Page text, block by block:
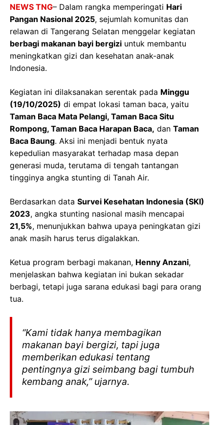
NEWS TNG– Dalam rangka memperingati Hari
Pangan Nasional 2025, sejumlah komunitas dan
relawan di Tangerang Selatan menggelar kegiatan
berbagi makanan bayi bergizi untuk membantu
meningkatkan gizi dan kesehatan anak-anak
Indonesia.
Kegiatan ini dilaksanakan serentak pada Minggu
(19/10/2025) di empat lokasi taman baca, yaitu
Taman Baca Mata Pelangi, Taman Baca Situ
Rompong, Taman Baca Harapan Baca, dan Taman
Baca Baung. Aksi ini menjadi bentuk nyata
kepedulian masyarakat terhadap masa depan
generasi muda, terutama di tengah tantangan
tingginya angka stunting di Tanah Air.
Berdasarkan data Survei Kesehatan Indonesia (SKI)
2023, angka stunting nasional masih mencapai
21,5%, menunjukkan bahwa upaya peningkatan gizi
anak masih harus terus digalakkan.
Ketua program berbagi makanan, Henny Anzani,
menjelaskan bahwa kegiatan ini bukan sekadar
berbagi, tetapi juga sarana edukasi bagi para orang
tua.
“Kami tidak hanya membagikan
makanan bayi bergizi, tapi juga
memberikan edukasi tentang
pentingnya gizi seimbang bagi tumbuh
kembang anak,” ujarnya.